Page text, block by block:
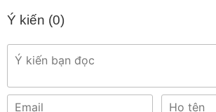
Ý kiến (0)